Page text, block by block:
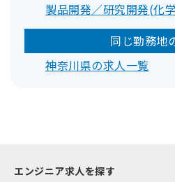
製品開発／研究開発(化
同じ勤務地
神奈川県の求人一覧
エンジニア求人を探す